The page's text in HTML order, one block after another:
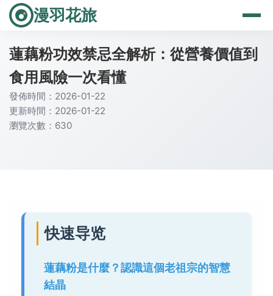
漫羽花旅
蓮藕粉功效禁忌全解析：從營養價值到
食用風險一次看懂
發佈時間：2026-01-22
更新時間：2026-01-22
瀏覽次數：630
快速导览
蓮藕粉是什麼？認識這個老祖宗的智慧
結晶